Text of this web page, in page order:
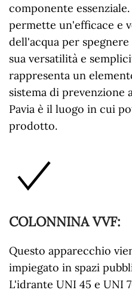
componente
permette un'efficace e
dell'acqua per
sua versatilità e
rappresenta un
sistema di prevenzione
Pavia è il luogo in cui
prodotto.
COLONNINA VVF:
Questo apparecchio
impiegato in spazi
L'idrante UNI 45 e UNI